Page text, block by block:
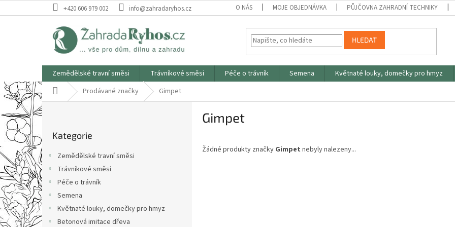
na
+420 606 979 002 info@zahradaryhos.cz O NÁS MOJE OBJEDNÁVKA PŮJČOVNA ZAHRADNÍ TECHNIKY
HLEDAT
Zemědělské travní směsi Trávníkové směsi Péče o trávník Semena Květnaté louky, domečky pro hmyz
Domů Prodávané značky Gimpet
P
o
r
a
n
n
í
p
a
kategorie
Kategorie
Zemědělské travní směsi
Trávníkové směsi
Péče o trávník
Semena
Květnaté louky, domečky pro hmyz
Betonová imitace dřeva
Gimpet
Žádné produkty značky Gimpet nebyly nalezeny...